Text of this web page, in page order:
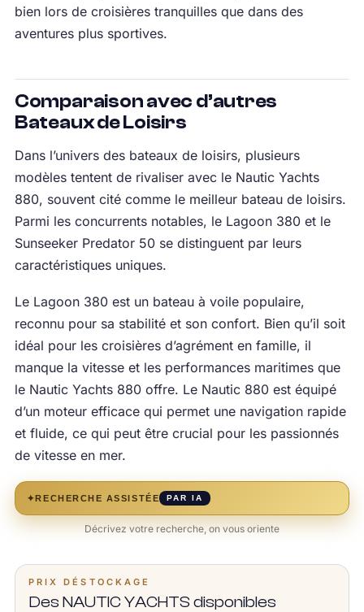
bien lors de croisières tranquilles que dans des
aventures plus sportives.
Comparaison avec d’autres
Bateaux de Loisirs
Dans l’univers des bateaux de loisirs, plusieurs
modèles tentent de rivaliser avec le Nautic Yachts
880, souvent cité comme le meilleur bateau de loisirs.
Parmi les concurrents notables, le Lagoon 380 et le
Sunseeker Predator 50 se distinguent par leurs
caractéristiques uniques.
Le Lagoon 380 est un bateau à voile populaire,
reconnu pour sa stabilité et son confort. Bien qu’il soit
idéal pour les croisières d’agrément en famille, il
manque la vitesse et les performances maritimes que
le Nautic Yachts 880 offre. Le Nautic 880 est équipé
d’un moteur efficace qui permet une navigation rapide
et fluide, ce qui peut être crucial pour les passionnés
de vitesse en mer.
✦RECHERCHE ASSISTÉE PAR IA
Décrivez votre recherche, on vous oriente
PRIX DÉSTOCKAGE
Des NAUTIC YACHTS disponibles